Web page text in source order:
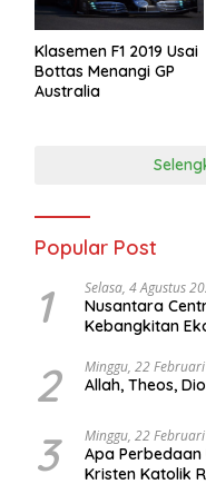
Klasemen F1 2019 Usai
Bottas Menangi GP
Australia
Popular Post
1 Selasa, 4 Agustus
Nusantara
Kebangkitan
(Pergolakan
Undang
Kesejahteraan
Bangsa Menuju
2 Minggu, 22
Allah, Theos,
3 Minggu, 22
Apa
Kristen Katolik